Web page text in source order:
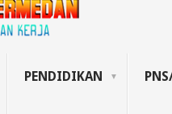
PENDIDIKAN